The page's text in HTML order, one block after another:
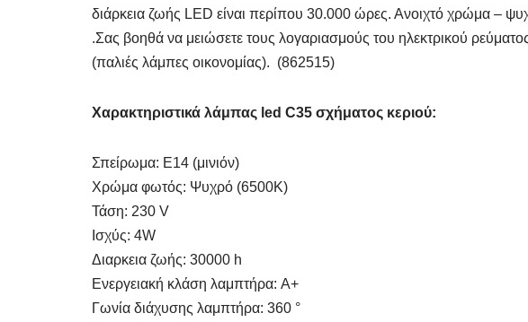
διάρκεια ζωής LED είναι περίπου 30.000 ώρες. Ανοιχτό χρώμα –
.Σας βοηθά να μειώσετε τους λογαριασμούς του ηλεκτρικού
(παλιές λάμπες οικονομίας). (862515)
Χαρακτηριστικά λάμπας led C35 σχήματος κεριού:
Σπείρωμα: Ε14 (μινιόν)
Χρώμα φωτός: Ψυχρό (6500Κ)
Τάση: 230 V
Ισχύς: 4W
Διαρκεια ζωής: 30000 h
Ενεργειακή κλάση λαμπτήρα: A+
Γωνία διάχυσης λαμπτήρα: 360 °